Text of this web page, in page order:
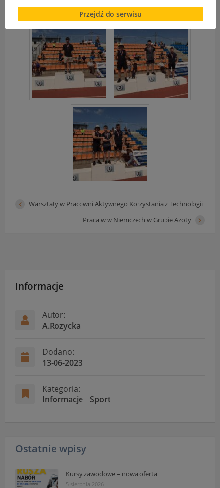
Warsztaty w Pracowni Aktywnego Korzystania z Technologii
Praca w w Niemczech w Grupie Azoty
Informacje
Autor:
A.Rozycka
Dodano:
13-06-2023
Kategoria:
Informacje
Sport
Ostatnie wpisy
Kursy zawodowe – nowa oferta
5 sierpnia 2026
Brak zgody bądź ograniczenie funkcjonalności plików
cookies lub local storage, może utrudnić lub
uniemożliwić korzystanie z Serwisu.
Informacje dotyczące polityki prywatności oraz
przetwarzania danych osobowych dostępne są cały
czas w sekcji
"Nasza szkoła" > "Bezpieczeństwo"
Przejdź do serwisu